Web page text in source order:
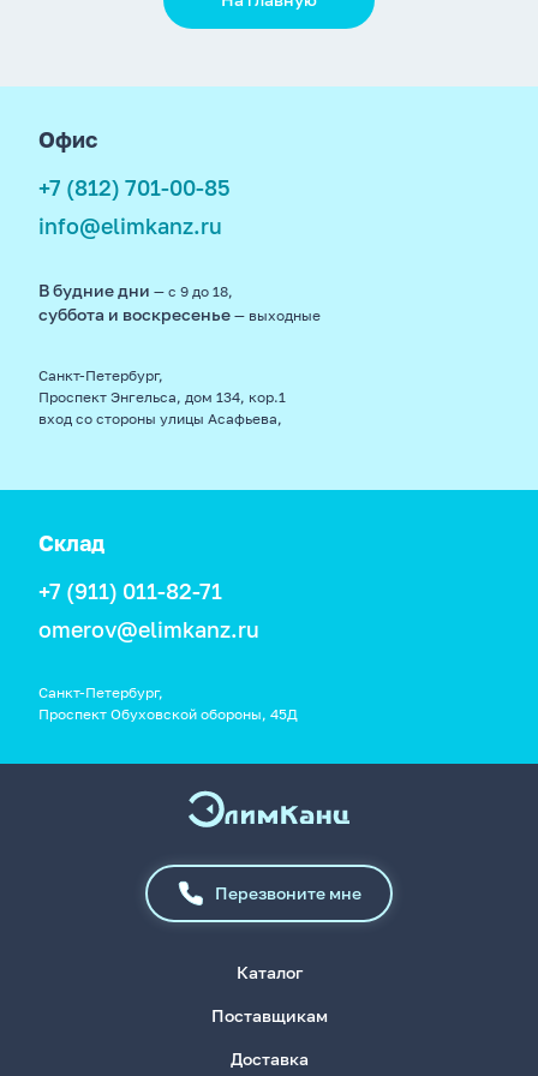
Офис
+7 (812) 701-00-85
info@elimkanz.ru
В будние дни — с 9 до 18,
суббота и воскресенье — выходные
Санкт-Петербург,
Проспект Энгельса, дом 134, кор.1
вход со стороны улицы Асафьева,
Склад
+7 (911) 011-82-71
omerov@elimkanz.ru
Санкт-Петербург,
Проспект Обуховской обороны, 45Д
Перезвоните мне
Каталог
Поставщикам
Доставка